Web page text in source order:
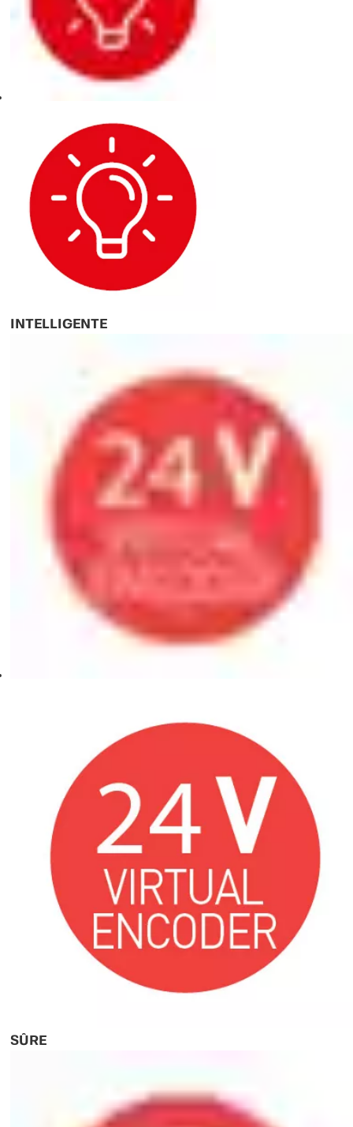
Fabriqués avec des matériaux de haute qualité, ces opérateurs
sont conçus pour résister à l'usure, garantissant ainsi leur
longévité même dans les environnements difficiles. Que ce soit
par températures extrêmes, fortes pluies ou vents violents, les
systèmes Ditec NEOS garantissent une fonctionnalité constante,
APPLICATIONS POLYVALENTES
La polyvalence de Ditec NEOS le rend adapté à un large éventail
d'applications. Des propriétés résidentielles recherchant une
sécurité renforcée aux installations industrielles exigeant des
solutions robustes, ces opérateurs sont capables de gérer des
portails de différentes tailles et poids. Avec des modèles allant de
400 kg à 1 000 kg, Ditec NEOS s'adapte à différentes
configurations de portails, ce qui en fait un choix fiable pour tous
Des plaques d'acier de différentes épaisseurs et conceptions
permettent une installation correcte en toutes circonstances,
et des vis de nivellement permettent un réglage précis de
l'opérateur.
L'indice de protection IP24D empêche tout contact avec les
pièces sous tension.
L'auto-apprentissage est facilité par l'écran, les boutons de
Trois configurations prédéfinies sont disponibles pour une
utilisation résidentielle et en copropriété. Mais ce n'est pas
tout : la mémoire amovible permet de sauvegarder et de
copier les paramètres de fonctionnement sur un autre
Ditec NEOS+ vous offre un panneau de commande avancé
pour un réglage plus précis de tous les paramètres et des
bornes supplémentaires pour un câblage plus pratique.
Vérifiez l'état de votre opérateur ! Des LED vous permettent
de surveiller facilement l'état de l'opérateur sans ouvrir le
couvercle ASA.
Conformité totale aux directives et normes européennes.
INTELLIGENTE
SÛRE